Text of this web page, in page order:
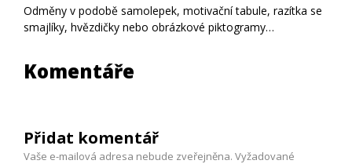
Odměny v podobě samolepek, motivační tabule, razítka se
smajlíky, hvězdičky nebo obrázkové piktogramy…
Komentáře
Přidat komentář
Vaše e-mailová adresa nebude zveřejněna. Vyžadované